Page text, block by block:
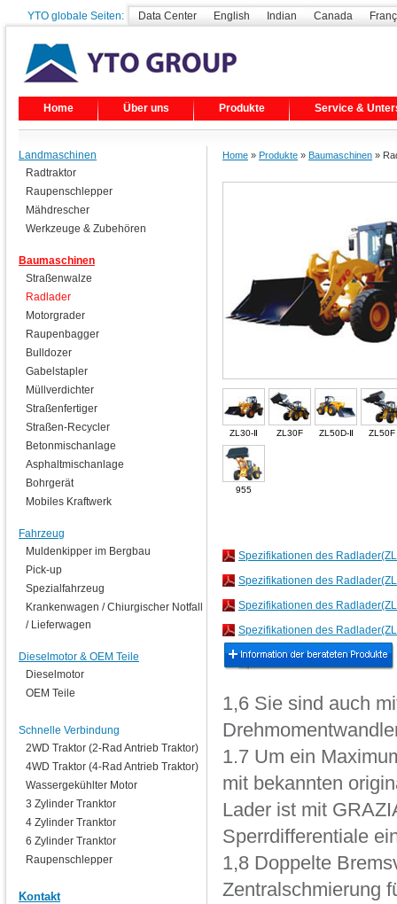
YTO globale Seiten: Data Center English Indian Canada
Home Über uns Produkte Service &
Home » Produkte » Baumaschinen »
ZL30-Ⅱ ZL30F ZL50D-Ⅱ ZL50F
955
Spezifikationen des
Spezifikationen des
Spezifikationen des
Spezifikationen des
1,6 Sie sind auch
1.7 Um ein
mit bekannten
Lader ist mit
Sperrdifferentiale
1,8 Doppelte
Zentralschmierung
Landmaschinen
Radtraktor
Raupenschlepper
Mähdrescher
Werkzeuge & Zubehören
Baumaschinen
Straßenwalze
Radlader
Motorgrader
Raupenbagger
Bulldozer
Gabelstapler
Müllverdichter
Straßenfertiger
Straßen-Recycler
Betonmischanlage
Asphaltmischanlage
Bohrgerät
Mobiles Kraftwerk
Fahrzeug
Muldenkipper im Bergbau
Pick-up
Spezialfahrzeug
Krankenwagen / Chiurgischer Notfall
/ Lieferwagen
Dieselmotor & OEM Teile
Dieselmotor
OEM Teile
Schnelle Verbindung
2WD Traktor (2-Rad Antrieb Traktor)
4WD Traktor (4-Rad Antrieb Traktor)
Wassergekühlter Motor
3 Zylinder Tranktor
4 Zylinder Tranktor
6 Zylinder Tranktor
Raupenschlepper
Kontakt